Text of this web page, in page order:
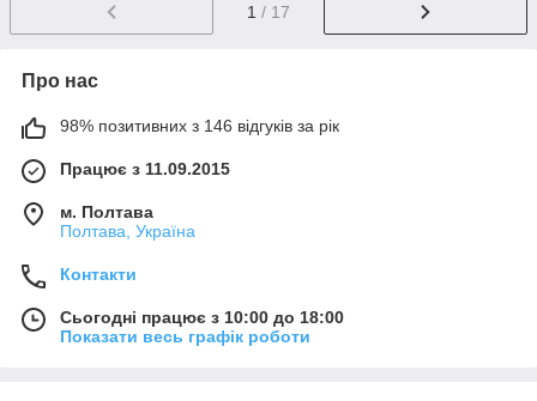
1 / 17
Про нас
98% позитивних з 146 відгуків за рік
Працює з 11.09.2015
м. Полтава
Полтава, Україна
Контакти
Сьогодні працює з 10:00 до 18:00
Показати весь графік роботи